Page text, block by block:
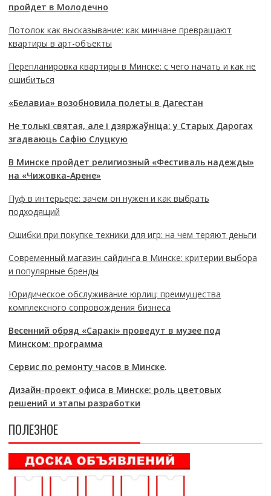
пройдет в Молодечно
Потолок как высказывание: как минчане превращают
квартиры в арт-объекты
Перепланировка квартиры в Минске: с чего начать и как не
ошибиться
«Белавиа» возобновила полеты в Дагестан
Не толькі святая, але і дзяржаўніца: у Старых Дарогах
згадваюць Сафію Слуцкую
В Минске пройдет религиозный «Фестиваль надежды»
на «Чижовка-Арене»
Пуф в интерьере: зачем он нужен и как выбрать
подходящий
Ошибки при покупке техники для игр: на чем теряют деньги
Современный магазин сайдинга в Минске: критерии выбора
и популярные бренды
Юридическое обслуживание юрлиц: преимущества
комплексного сопровождения бизнеса
Весенний обряд «Саракі» проведут в музее под
Минском: программа
Сервис по ремонту часов в Минске.
Дизайн-проект офиса в Минске: роль цветовых
решений и этапы разработки
ПОЛЕЗНОЕ